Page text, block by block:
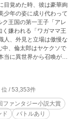
目覚めた時、彼は豪華絢
少年の姿に成り代わって
王国の第一王子「アレ
嫌われる「ワガママ王
人、外見と立場は傲慢な
中、倫太郎はヤケクソで
当に異世界から召喚がで
ていたゲームキャラク
唯一の理解者を得た倫
違いされながらも周囲
位 / 53,353件
ファンタジー小説大賞
ド
バトルあり